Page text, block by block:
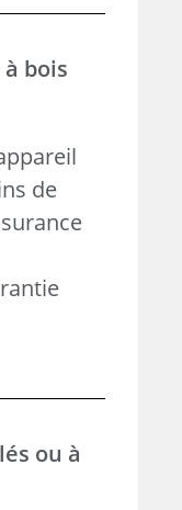
bois
de
ou à